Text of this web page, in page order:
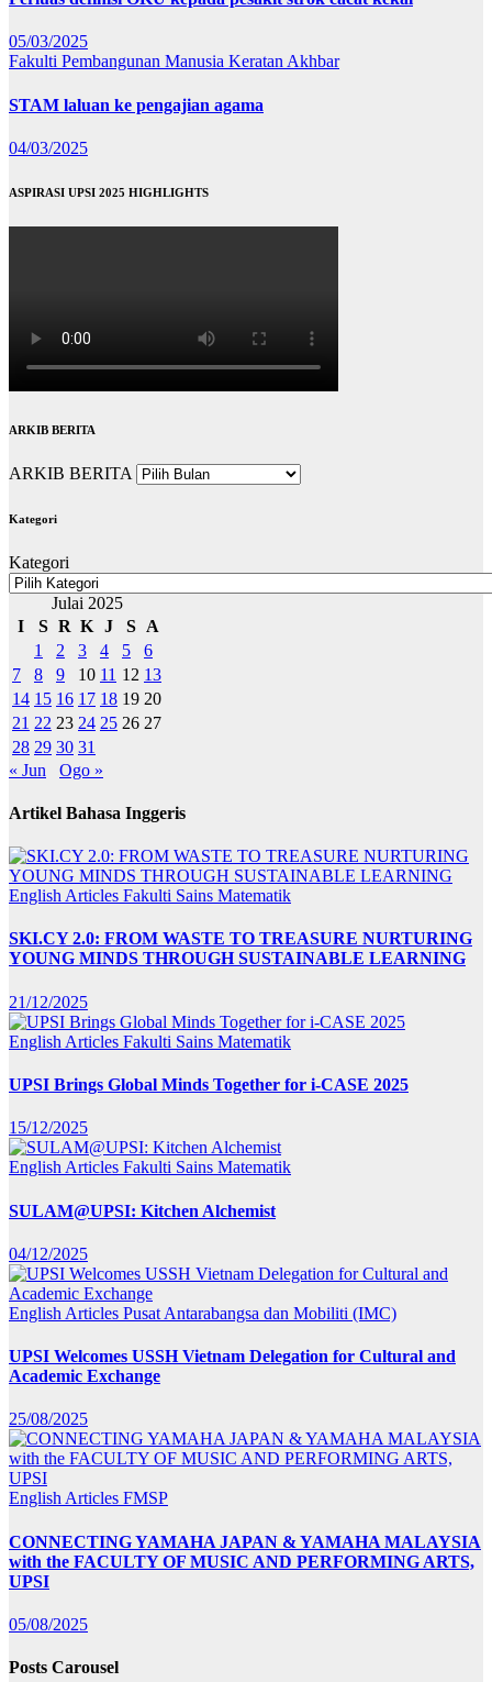
05/03/2025
Fakulti Pembangunan Manusia Keratan Akhbar
STAM laluan ke pengajian agama
04/03/2025
ASPIRASI UPSI 2025 HIGHLIGHTS
ARKIB BERITA
ARKIB BERITA
Kategori
Kategori
Julai 2025
I
S R K J S
A
1
2 3 4 5
6
7
8 9 10 11 12 13
14 15 16 17 18 19 20
21 22 23 24 25 26 27
28 29 30 31
« Jun
Ogo »
Artikel Bahasa Inggeris
English Articles Fakulti Sains Matematik
SKI.CY 2.0: FROM WASTE TO TREASURE NURTURING
YOUNG MINDS THROUGH SUSTAINABLE LEARNING
21/12/2025
English Articles Fakulti Sains Matematik
UPSI Brings Global Minds Together for i-CASE 2025
15/12/2025
English Articles Fakulti Sains Matematik
SULAM@UPSI: Kitchen Alchemist
04/12/2025
English Articles Pusat Antarabangsa dan Mobiliti (IMC)
UPSI Welcomes USSH Vietnam Delegation for Cultural and
Academic Exchange
25/08/2025
English Articles FMSP
CONNECTING YAMAHA JAPAN & YAMAHA MALAYSIA
with the FACULTY OF MUSIC AND PERFORMING ARTS,
UPSI
05/08/2025
Posts Carousel